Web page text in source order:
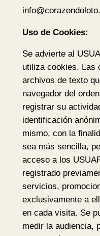
Uso de Cookies:
Se advierte al
utiliza cookies. Las
archivos de texto
navegador del
registrar su
identificación
mismo, con la
sea más sencilla,
acceso a los
registrado
servicios,
exclusivamente a
en cada visita. Se
medir la audiencia,